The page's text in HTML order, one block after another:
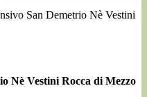
San Demetrio Nè Vestini
Nè Vestini Rocca di Mezzo